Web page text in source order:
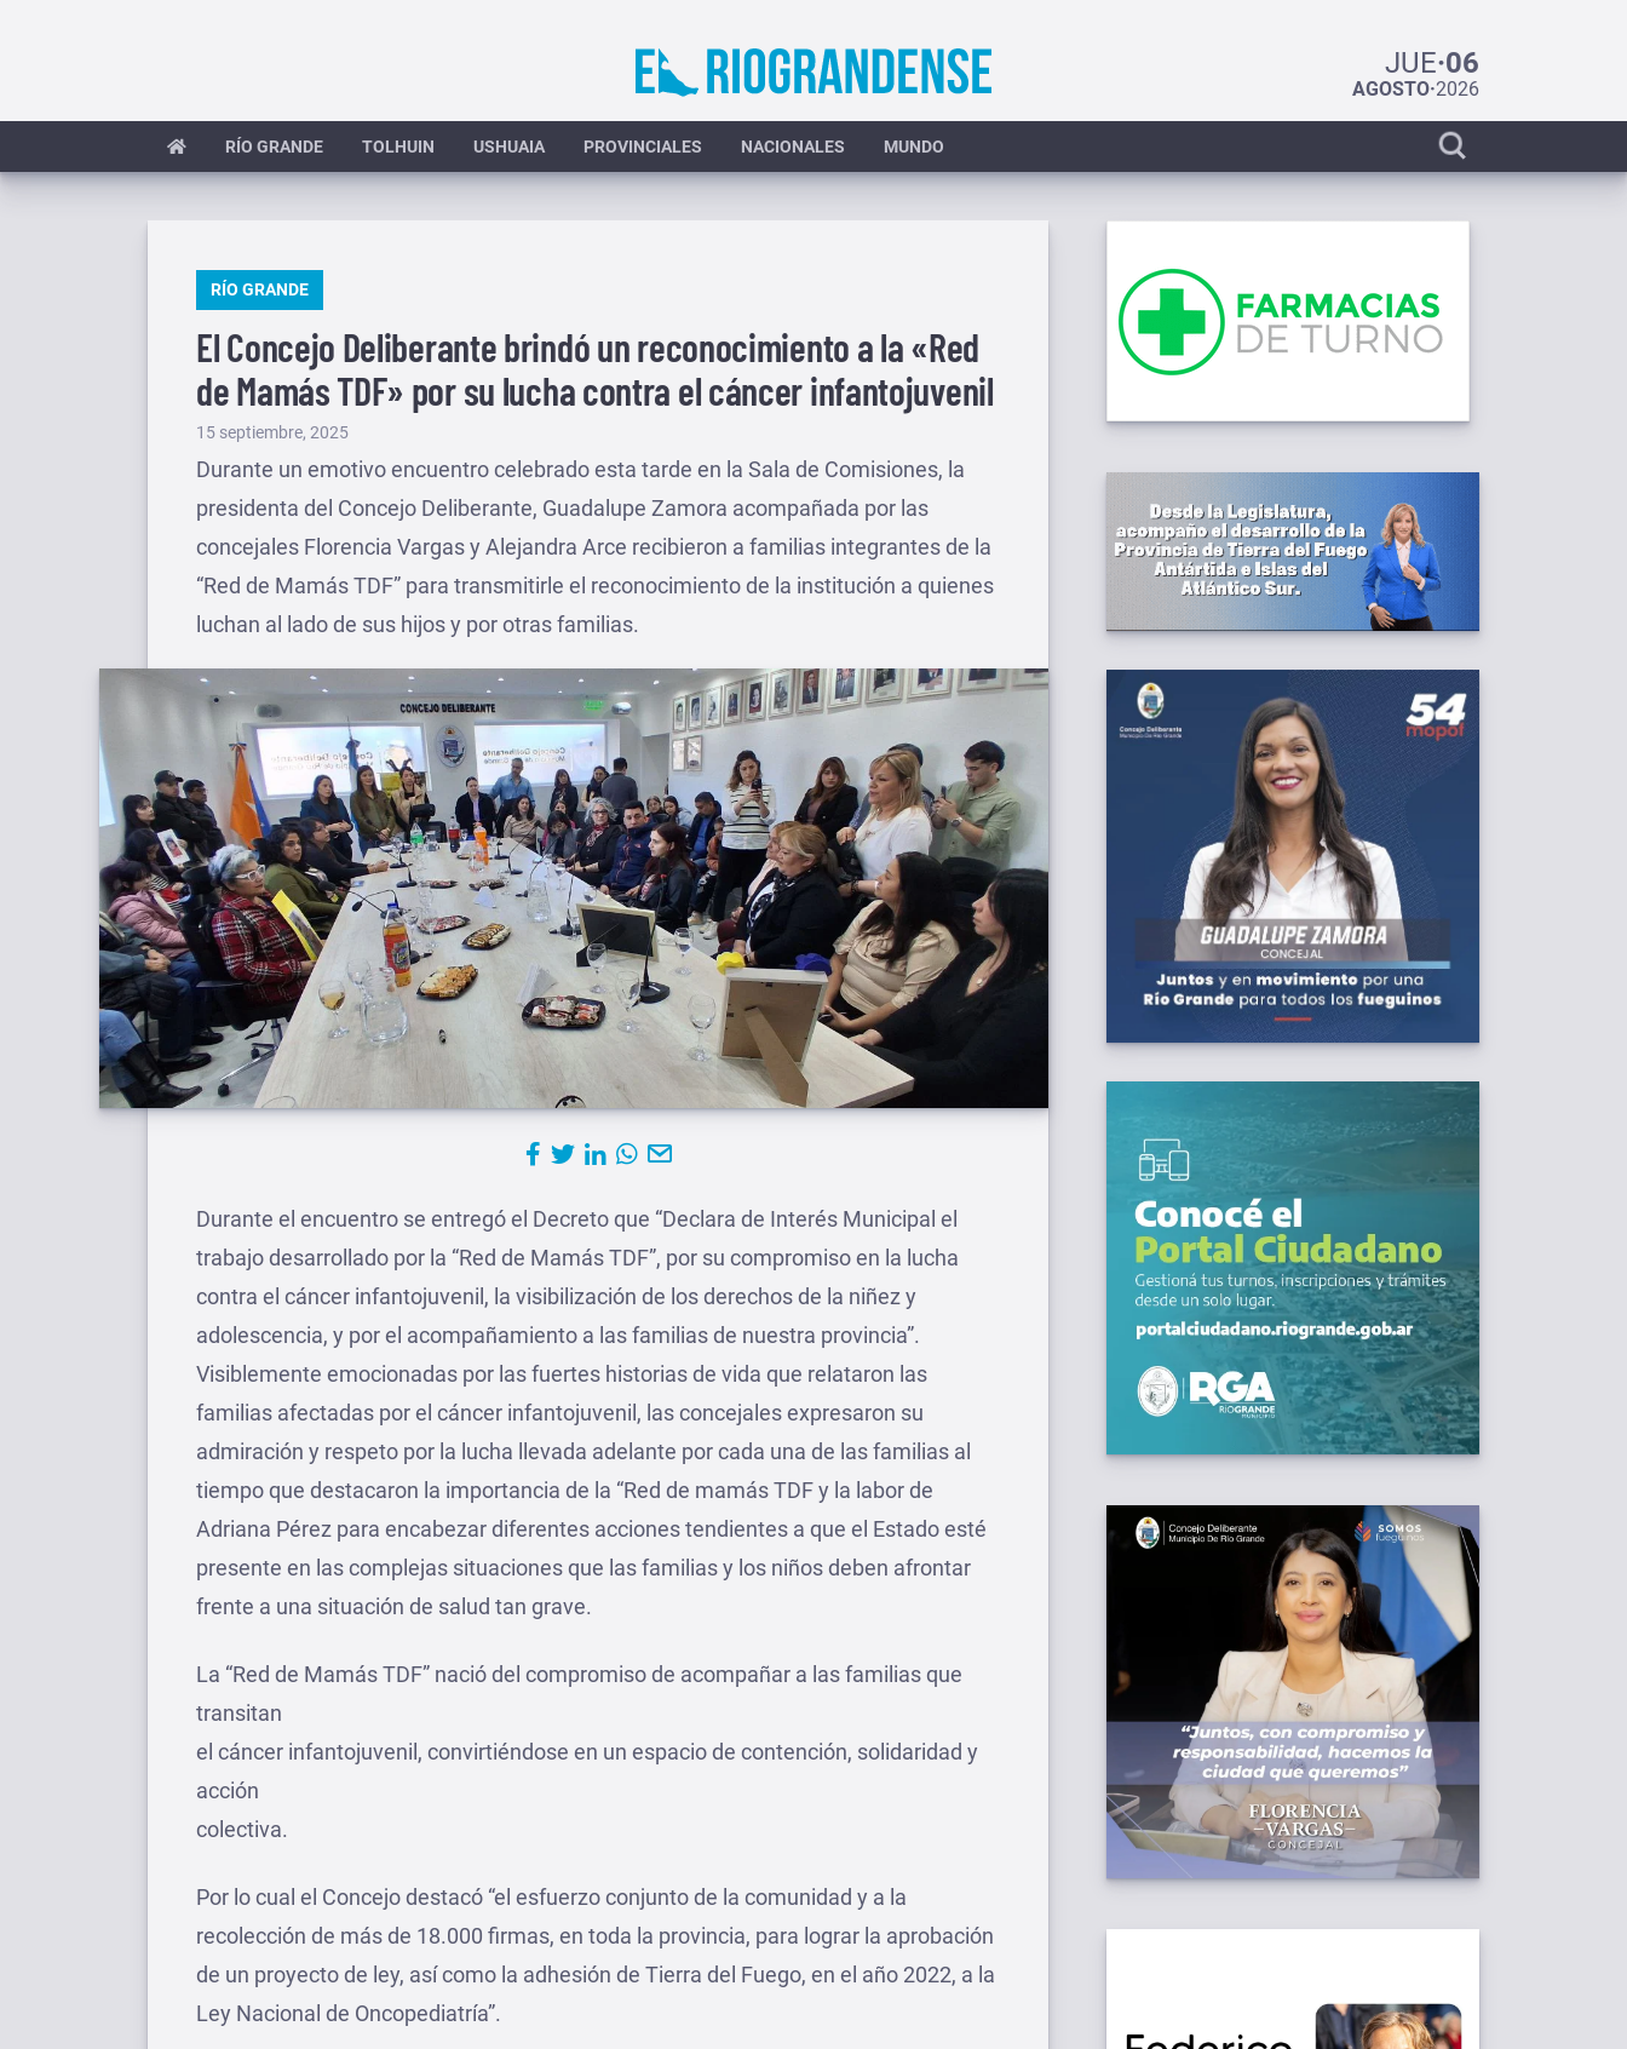
JUE·06
AGOSTO·2026
RÍO GRANDE TOLHUIN USHUAIA PROVINCIALES NACIONALES MUNDO
Display
search
PUBLICADO
RÍO GRANDE
El Concejo Deliberante brindó un reconocimiento a la «Red
de Mamás TDF» por su lucha contra el cáncer infantojuvenil
Publicado
el
15 septiembre, 2025
Durante un emotivo encuentro celebrado esta tarde en la Sala de Comisiones, la
presidenta del Concejo Deliberante, Guadalupe Zamora acompañada por las
concejales Florencia Vargas y Alejandra Arce recibieron a familias integrantes de la
“Red de Mamás TDF” para transmitirle el reconocimiento de la institución a quienes
luchan al lado de sus hijos y por otras familias.
Durante el encuentro se entregó el Decreto que “Declara de Interés Municipal el
trabajo desarrollado por la “Red de Mamás TDF”, por su compromiso en la lucha
contra el cáncer infantojuvenil, la visibilización de los derechos de la niñez y
adolescencia, y por el acompañamiento a las familias de nuestra provincia”.
Visiblemente emocionadas por las fuertes historias de vida que relataron las
familias afectadas por el cáncer infantojuvenil, las concejales expresaron su
admiración y respeto por la lucha llevada adelante por cada una de las familias al
tiempo que destacaron la importancia de la “Red de mamás TDF y la labor de
Adriana Pérez para encabezar diferentes acciones tendientes a que el Estado esté
presente en las complejas situaciones que las familias y los niños deben afrontar
frente a una situación de salud tan grave.
La “Red de Mamás TDF” nació del compromiso de acompañar a las familias que
transitan
el cáncer infantojuvenil, convirtiéndose en un espacio de contención, solidaridad y
acción
colectiva.
Por lo cual el Concejo destacó “el esfuerzo conjunto de la comunidad y a la
recolección de más de 18.000 firmas, en toda la provincia, para lograr la aprobación
de un proyecto de ley, así como la adhesión de Tierra del Fuego, en el año 2022, a la
Ley Nacional de Oncopediatría”.